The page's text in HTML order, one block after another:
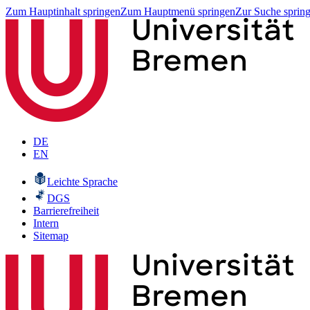
Zum Hauptinhalt springenZum Hauptmenü springenZur Suche
DE
EN
Leichte Sprache
DGS
Barrierefreiheit
Intern
Sitemap